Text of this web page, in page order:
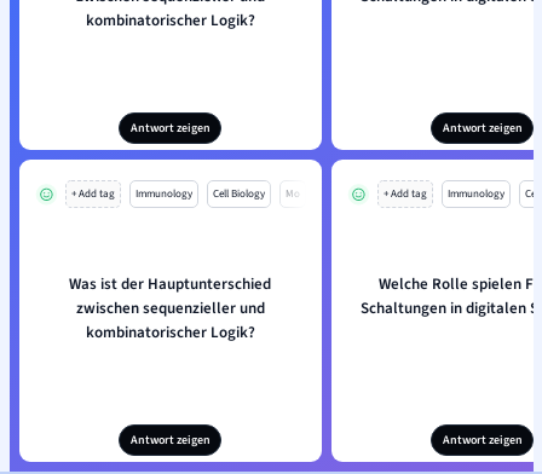
kombinatorischer Logik?
Antwort zeigen Antwort zeigen
+ Add tag Immunology Cell Biology Mo
Was ist der Hauptunterschied
zwischen sequenzieller und
kombinatorischer Logik?
Antwort zeigen
+ Add tag Immunology
Welche Rolle spielen
Schaltungen in digitalen
Antwort zeigen